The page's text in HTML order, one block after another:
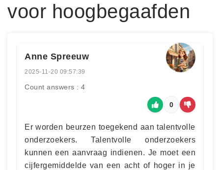
voor hoogbegaafden
Anne Spreeuw
2025-11-20 09:57:39
Count answers : 4
0
Er worden beurzen toegekend aan talentvolle
onderzoekers. Talentvolle onderzoekers
kunnen een aanvraag indienen. Je moet een
cijfergemiddelde van een acht of hoger in je